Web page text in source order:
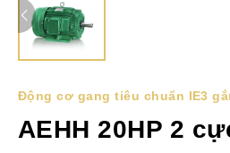
Động cơ gang tiêu chuẩn IE3
AEHH 20HP 2